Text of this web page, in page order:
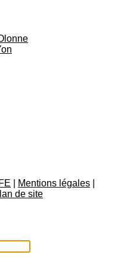
Mentions légales
de site